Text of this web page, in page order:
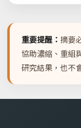
重要提醒： 摘要
協助濃縮、重組
研究結果，也不